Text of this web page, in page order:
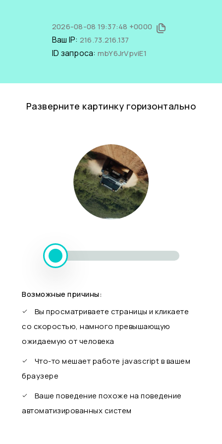
2026-08-08 19:37:48 +0000
Ваш IP: 216.73.216.137
ID запроса: mbY6JrVpviE1
Разверните картинку горизонтально
Возможные причины:
Вы просматриваете страницы и кликаете
со скоростью, намного превышающую
ожидаемую от человека
Что-то мешает работе javascript в вашем
браузере
Ваше поведение похоже на поведение
автоматизированных систем